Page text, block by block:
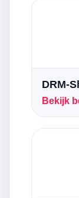
DRM-
Bekijk